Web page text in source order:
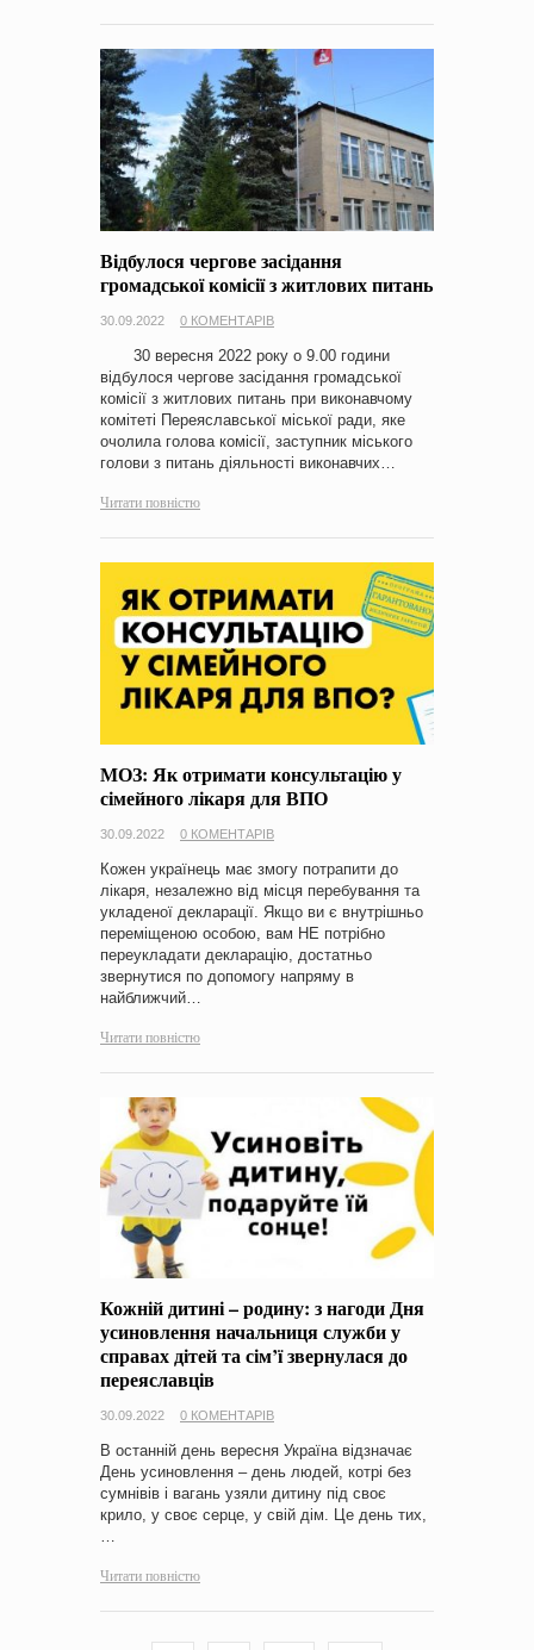
Відбулося чергове засідання
громадської комісії з житлових питань
30.09.2022 0 КОМЕНТАРІВ
30 вересня 2022 року о 9.00 години
відбулося чергове засідання громадської
комісії з житлових питань при виконавчому
комітеті Переяславської міської ради, яке
очолила голова комісії, заступник міського
голови з питань діяльності виконавчих…
Читати повністю
МОЗ: Як отримати консультацію у
сімейного лікаря для ВПО
30.09.2022 0 КОМЕНТАРІВ
Кожен українець має змогу потрапити до
лікаря, незалежно від місця перебування та
укладеної декларації. Якщо ви є внутрішньо
переміщеною особою, вам НЕ потрібно
переукладати декларацію, достатньо
звернутися по допомогу напряму в
найближчий…
Читати повністю
Кожній дитині – родину: з нагоди Дня
усиновлення начальниця служби у
справах дітей та сім’ї звернулася до
переяславців
30.09.2022 0 КОМЕНТАРІВ
В останній день вересня Україна відзначає
День усиновлення – день людей, котрі без
сумнівів і вагань узяли дитину під своє
крило, у своє серце, у свій дім. Це день тих,
…
Читати повністю